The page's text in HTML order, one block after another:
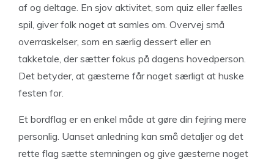
af og deltage. En sjov aktivitet, som quiz eller fælles
spil, giver folk noget at samles om. Overvej små
overraskelser, som en særlig dessert eller en
takketale, der sætter fokus på dagens hovedperson.
Det betyder, at gæsterne får noget særligt at huske
festen for.
Et bordflag er en enkel måde at gøre din fejring mere
personlig. Uanset anledning kan små detaljer og det
rette flag sætte stemningen og give gæsterne noget